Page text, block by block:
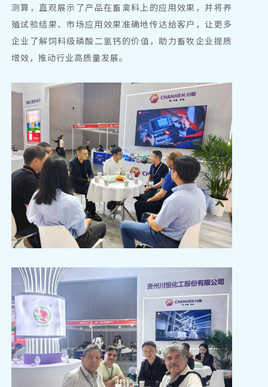
测算，直观展示了产品在畜禽料上的应用效果，并将养
殖试验结果、市场应用效果准确地传达给客户，让更多
企业了解饲料级磷酸二氢钙的价值，助力畜牧企业提质
增效，推动行业高质量发展。